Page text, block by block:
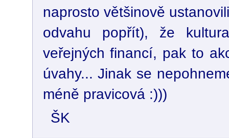
naprosto většinově
odvahu popřít), že
veřejných financí, pak to
úvahy... Jinak se
méně pravicová :)))
ŠK